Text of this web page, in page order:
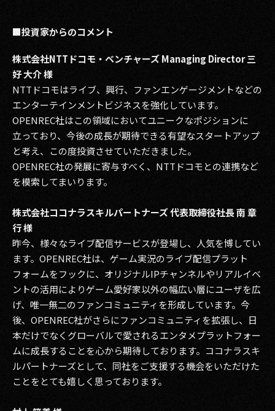
■投資家からのコメント
株式会社NTTドコモ・ベンチャーズ Managing Director 三
好 大介 様
NTTドコモはライブ、興行、ファンエンゲージメントなどの
エンターテインメントビジネスを強化しています。
OPENREC社はこの領域においてユニークなポジションに
立っており、今後の成長が期待できる有望なスタートアップ
と考え、この度投資させていただきました。
OPENREC社の発展に寄与すべく、NTTドコモとの連携など
を模索してまいります。
株式会社ココナラスキルパートナーズ 代表取締役社長 南 章
行 様
昨今、様々なライブ配信サービスが登場し、人気を博してい
ます。OPENREC社は、ゲーム実況のライブ配信プラット
フォームをフックに、オリジナルIPチャンネルやリアルイベ
ントの活用によりゲーム愛好家以外の幅広い層にユーザを広
げ、唯一無二のファンコミュニティを形成しています。今
後、OPENREC社がさらにファンコミュニティを拡張し、日
本だけでなくグローバルで愛されるエンタメプラットフォー
ムに成長することを心から期待しております。ココナラスキ
ルパートナーズとして、同社をご支援する機会をいただけた
ことをとても嬉しく思っております。